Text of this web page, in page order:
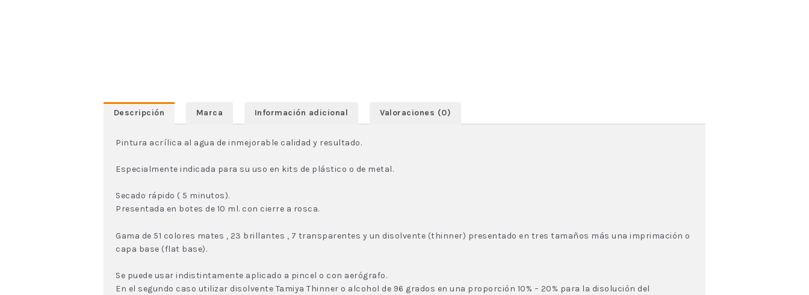
Descripción Marca Información adicional Valoraciones (0)
Pintura acrílica al agua de inmejorable calidad y resultado.
Especialmente indicada para su uso en kits de plástico o de metal.
Secado rápido ( 5 minutos).
Presentada en botes de 10 ml. con cierre a rosca.
Gama de 51 colores mates , 23 brillantes , 7 transparentes y un disolvente (thinner) presentado en tres tamaños más una imprimación o
capa base (flat base).
Se puede usar indistintamente aplicado a pincel o con aerógrafo.
En el segundo caso utilizar disolvente Tamiya Thinner o alcohol de 96 grados en una proporción 10% – 20% para la disolución del